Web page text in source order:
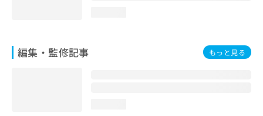
編集・監修記事 もっと見る